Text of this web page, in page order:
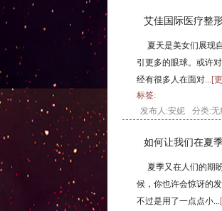
艾佳国际医疗整
夏天是美女们展现
引更多的眼球。或许
经有很多人在面对...[
标签:
发布人:安妮
分类:无
如何让我们在夏
夏季又在人们的期
候，你也许会惊讶的
不过是用了一点点小...